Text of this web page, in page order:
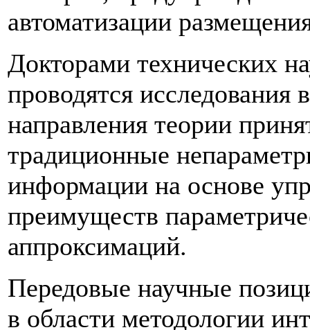
автоматизации
Докторами технических
проводятся исследования
направления теории
традиционные
информации на основе
преимуществ
аппроксимаций.
Передовые научные
в области методологии